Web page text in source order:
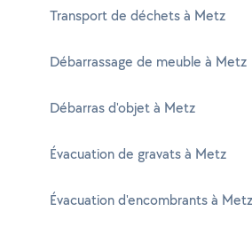
Transport de déchets à Metz
Débarrassage de meuble à Metz
Débarras d'objet à Metz
Évacuation de gravats à Metz
Évacuation d'encombrants à Metz